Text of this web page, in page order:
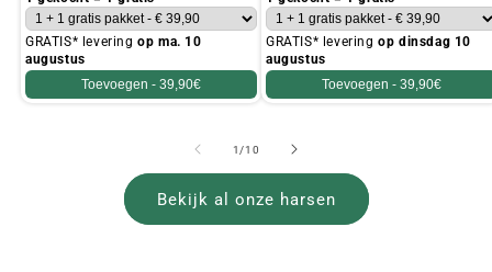
GRATIS* leveringop ma. 10
augustus
Toevoegen - 39,90€
GRATIS* leveringop dinsdag 10
augustus
Toevoegen - 39,90€
1 /van
10
Bekijk al onze harsen